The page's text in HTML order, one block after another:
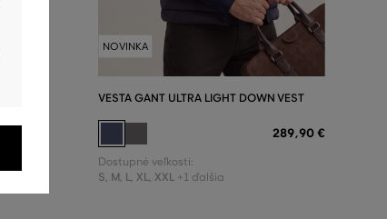
NOVINKA
VESTA GANT ULTRA LIGHT DOWN VEST
289,90 €
Dostupné veľkosti:
S, M, L, XL, XXL +1 ďalšia